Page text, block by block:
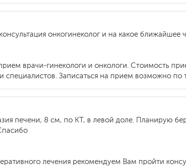
онкогинеколог и на какое ближайшее
врачи-гинекологи и онкологи. Стоимость
специалистов. Записаться на прием возможно по
печени, 8 см, по КТ, в левой доле. Планирую
лечения рекомендуем Вам пройти